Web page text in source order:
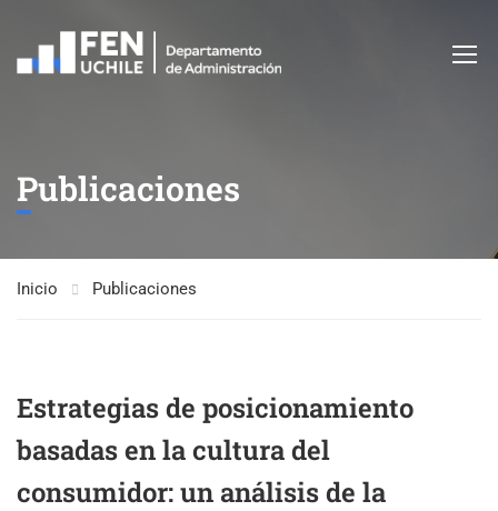
Publicaciones
Inicio Publicaciones
Estrategias de posicionamiento
basadas en la cultura del
consumidor: un análisis de la